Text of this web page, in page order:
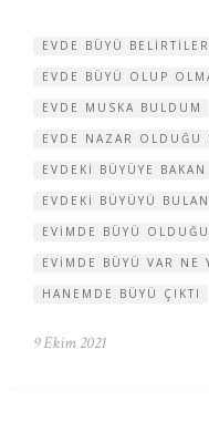
EVDE BÜYÜ
EVDE BÜYÜ OLUP
EVDE MUSKA BULDUM
EVDE NAZAR OLDUĞU
EVDEKI BÜYÜYE
EVDEKI BÜYÜYÜ
EVIMDE BÜYÜ
EVIMDE BÜYÜ VAR NE
HANEMDE BÜYÜ ÇIKTI
9 Ekim 2021